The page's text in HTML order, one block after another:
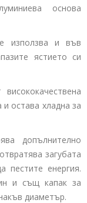
основа
използва и във
ястието си
остава хладна за
допълнително
загубата
пестите енергия.
и същ капак за
диаметър.